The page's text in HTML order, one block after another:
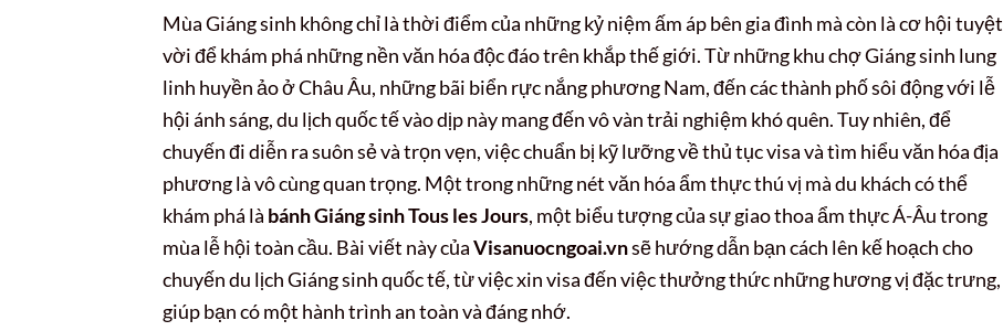
Mùa Giáng sinh không chỉ là thời điểm của những kỷ niệm ấm áp bên gia đình mà còn là cơ hội tuyệt
vời để khám phá những nền văn hóa độc đáo trên khắp thế giới. Từ những khu chợ Giáng sinh lung
linh huyền ảo ở Châu Âu, những bãi biển rực nắng phương Nam, đến các thành phố sôi động với lễ
hội ánh sáng, du lịch quốc tế vào dịp này mang đến vô vàn trải nghiệm khó quên. Tuy nhiên, để
chuyến đi diễn ra suôn sẻ và trọn vẹn, việc chuẩn bị kỹ lưỡng về thủ tục visa và tìm hiểu văn hóa địa
phương là vô cùng quan trọng. Một trong những nét văn hóa ẩm thực thú vị mà du khách có thể
khám phá là bánh Giáng sinh Tous les Jours, một biểu tượng của sự giao thoa ẩm thực Á-Âu trong
mùa lễ hội toàn cầu. Bài viết này củaVisanuocngoai.vnsẽ hướng dẫn bạn cách lên kế hoạch cho
chuyến du lịch Giáng sinh quốc tế, từ việc xin visa đến việc thưởng thức những hương vị đặc trưng,
giúp bạn có một hành trình an toàn và đáng nhớ.